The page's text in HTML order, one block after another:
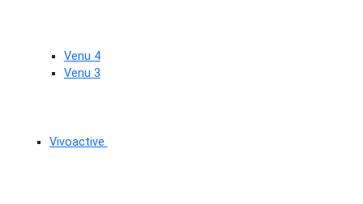
Venu 4
Venu 3
Vivoactive